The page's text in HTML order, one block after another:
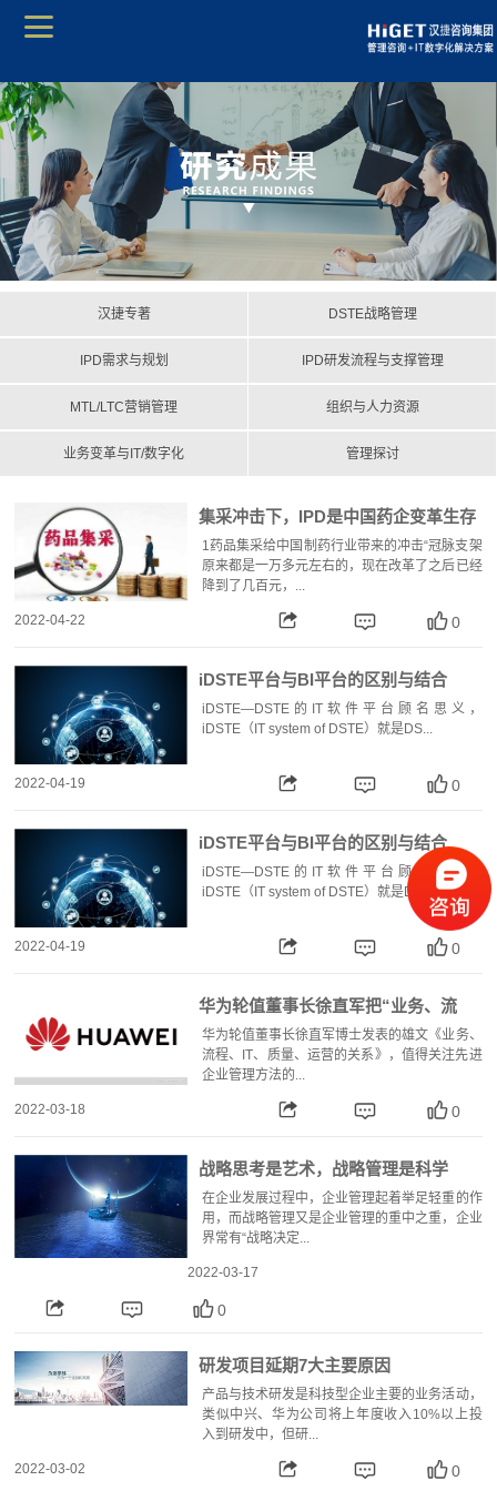
汉捷专著 DSTE战略管理
IPD需求与规划 IPD研发流程与支撑管理
MTL/LTC营销管理 组织与人力资源
业务变革与IT/数字化 管理探讨
集采冲击下，IPD是中国药企变革生存
的唯一出路
1药品集采给中国制药行业带来的冲击“冠脉支架
原来都是一万多元左右的，现在改革了之后已经
降到了几百元，...
2022-04-22 0
iDSTE平台与BI平台的区别与结合
iDSTE—DSTE的IT软件平台顾名思义，
iDSTE（IT system of DSTE）就是DS...
2022-04-19 0
iDSTE平台与BI平台的区别与结合
iDSTE—DSTE的IT软件平台顾名思义，
iDSTE（IT system of DSTE）就是DS...
2022-04-19 0
华为轮值董事长徐直军把“业务、流
程、IT、质量、运营的关系”讲透了！
华为轮值董事长徐直军博士发表的雄文《业务、
流程、IT、质量、运营的关系》，值得关注先进
企业管理方法的...
2022-03-18 0
战略思考是艺术，战略管理是科学
在企业发展过程中，企业管理起着举足轻重的作
用，而战略管理又是企业管理的重中之重，企业
界常有“战略决定...
2022-03-17
0
研发项目延期7大主要原因
产品与技术研发是科技型企业主要的业务活动，
类似中兴、华为公司将上年度收入10%以上投
入到研发中，但研...
2022-03-02 0